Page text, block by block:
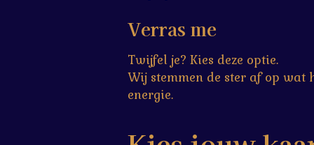
Verras me
Twijfel je? Kies deze optie.
Wij stemmen de ster af op wat
energie.